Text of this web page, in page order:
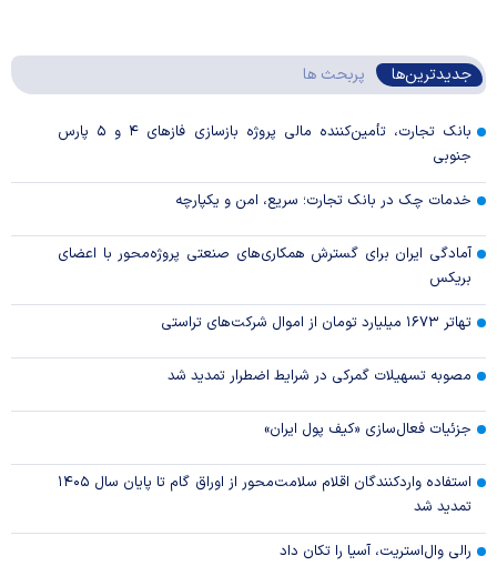
جدیدترین‌ها پربحث ها
بانک تجارت، تأمین‌کننده مالی پروژه بازسازی فاز‌های ۴ و ۵ پارس
جنوبی
خدمات چک در بانک تجارت؛ سریع، امن و یکپارچه
آمادگی ایران برای گسترش همکاری‌های صنعتی پروژه‌محور با اعضای
بریکس
تهاتر ۱۶۷۳ میلیارد تومان از اموال شرکت‌های تراستی
مصوبه تسهیلات گمرکی در شرایط اضطرار تمدید شد
جزئیات فعال‌سازی «کیف پول ایران»
استفاده واردکنندگان اقلام سلامت‌محور از اوراق گام تا پایان سال ۱۴۰۵
تمدید شد
رالی وال‌استریت، آسیا را تکان داد